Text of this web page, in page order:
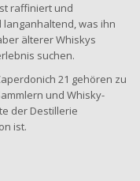
raffiniert und
langanhaltend, was ihn
älterer Whiskys
suchen.
21 gehören zu
und Whisky-
der Destillerie
ist.